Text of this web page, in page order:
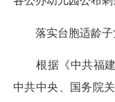
落实台胞适龄子
根据《中共福建
中共中央、国务院